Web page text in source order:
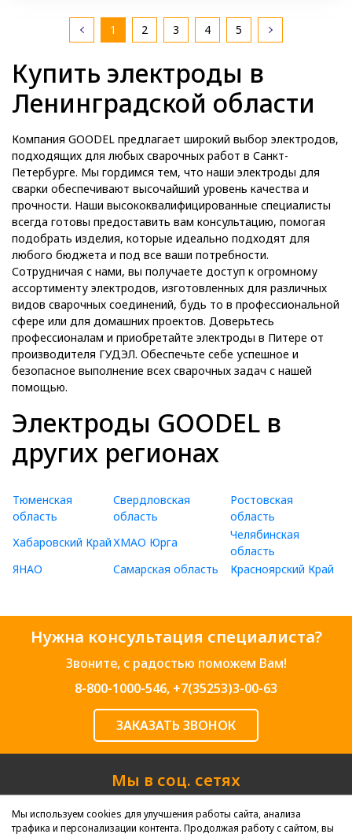
1 2 3 4 5
Купить электроды в
Ленинградской области
Компания GOODEL предлагает широкий выбор электродов,
подходящих для любых сварочных работ в Санкт-
Петербурге. Мы гордимся тем, что наши электроды для
сварки обеспечивают высочайший уровень качества и
прочности. Наши высококвалифицированные специалисты
всегда готовы предоставить вам консультацию, помогая
подобрать изделия, которые идеально подходят для
любого бюджета и под все ваши потребности.
Сотрудничая с нами, вы получаете доступ к огромному
ассортименту электродов, изготовленных для различных
видов сварочных соединений, будь то в профессиональной
сфере или для домашних проектов. Доверьтесь
профессионалам и приобретайте электроды в Питере от
производителя ГУДЭЛ. Обеспечьте себе успешное и
безопасное выполнение всех сварочных задач с нашей
помощью.
Электроды GOODEL в
других регионах
Тюменская
область
Свердловская
область
Ростовская
область
Хабаровский КрайХМАО Юрга
Челябинская
область
ЯНАО
Самарская область Красноярский Край
Нужна консультация специалиста?
Звоните, с радостью поможем Вам!
8-800-1000-546, +7(35253)3-00-63
ЗАКАЗАТЬ ЗВОНОК
Мы в соц. сетях
Мы используем cookies для улучшения работы сайта, анализа
трафика и персонализации контента. Продолжая работу с сайтом, вы